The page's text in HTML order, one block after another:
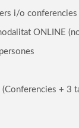
i/o
ONLINE
+ 3